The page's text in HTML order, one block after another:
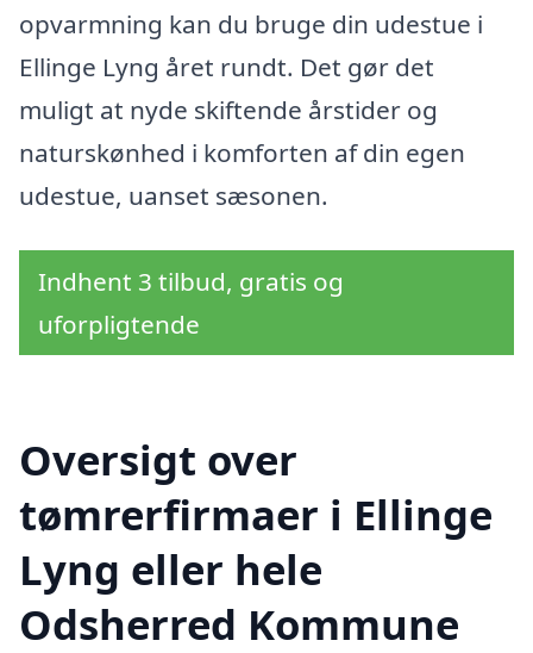
opvarmning kan du bruge din udestue i
Ellinge Lyng året rundt. Det gør det
muligt at nyde skiftende årstider og
naturskønhed i komforten af din egen
udestue, uanset sæsonen.
Indhent 3 tilbud, gratis og
uforpligtende
Oversigt over
tømrerfirmaer i Ellinge
Lyng eller hele
Odsherred Kommune